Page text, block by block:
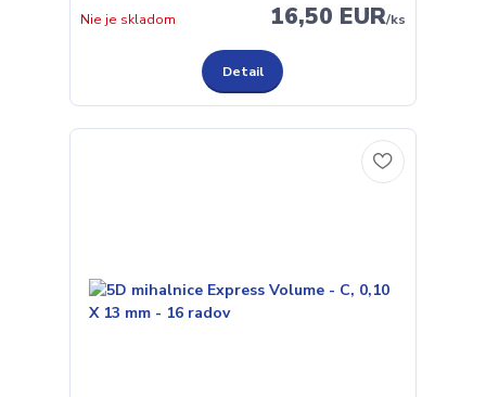
16,50 EUR/ks
Nie je skladom
Detail